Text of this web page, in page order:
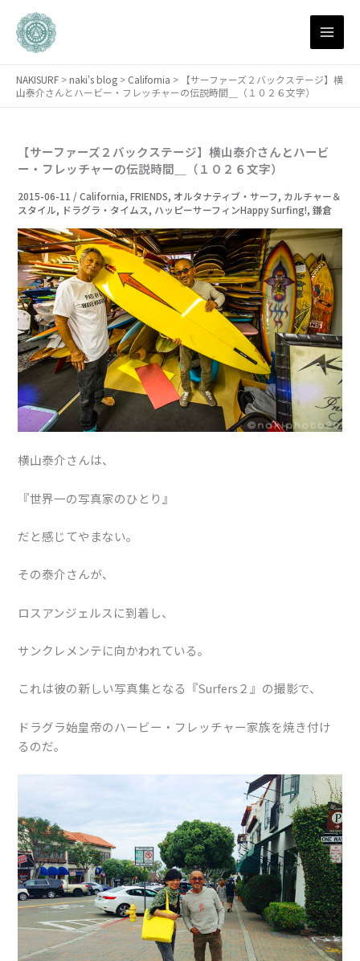
NAKISURF > naki's blog > California >
【サーファーズ２バックステージ】横
山泰介さんとハービー・フレッチャーの伝説時間＿（１０２６文字）
【サーファーズ２バックステージ】横山泰介さんとハービ
ー・フレッチャーの伝説時間＿（１０２６文字）
2015-06-11 /California,FRIENDS, オルタナティブ・サーフ, カルチャー＆
スタイル, ドラグラ・タイムス, ハッピーサーフィンHappy Surfing!,鎌倉
横山泰介さんは、
『世界一の写真家のひとり』
だと感じてやまない。
その泰介さんが、
ロスアンジェルスに到着し、
サンクレメンテに向かわれている。
これは彼の新しい写真集となる『Surfers２』の撮影で、
ドラグラ始皇帝のハービー・フレッチャー家族を焼き付け
るのだ。
別
ア
ー
イ